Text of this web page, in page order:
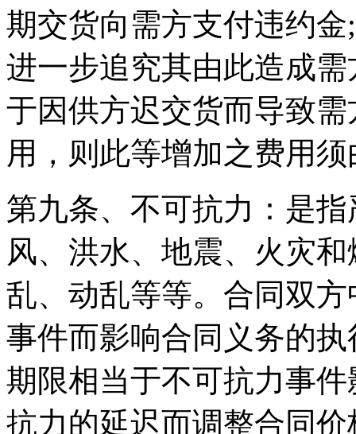
期交货向需方支付违约
进一步追究其由此造成
于因供方迟交货而导致
用，则此等增加之费用
第九条、不可抗力：是
风、洪水、地震、火灾
乱、动乱等等。合同双
事件而影响合同义务的
期限相当于不可抗力事
抗力的延迟而调整合同价